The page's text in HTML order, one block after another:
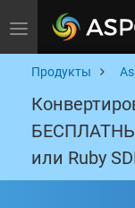
Toggle navigation
Продукты
или Ruby